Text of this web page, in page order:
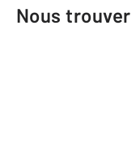
Nous trouver